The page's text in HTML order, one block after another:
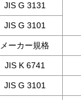
JIS G 3131
JIS G 3101
メーカー規格
JIS K 6741
JIS G 3101